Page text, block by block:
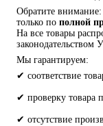
Обратите
только по полной
На все товары
законодательством
Мы гарантируем:
✔ соответствие
✔ проверку товара
✔ отсутствие